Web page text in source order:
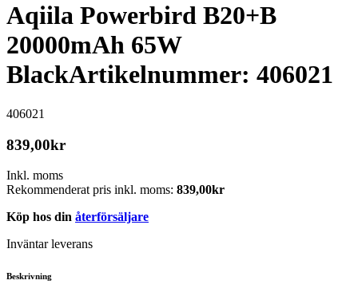
Aqiila Powerbird B20+B
20000mAh 65W
BlackArtikelnummer: 406021
406021
839,00kr
Inkl. moms
Rekommenderat pris inkl. moms: 839,00kr
Köp hos din återförsäljare
Inväntar leverans
Beskrivning